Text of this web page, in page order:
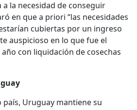
a la necesidad de conseguir
en que a priori “las necesidades
cubiertas por un ingreso
auspicioso en lo que fue el
con liquidación de cosechas
país, Uruguay mantiene su